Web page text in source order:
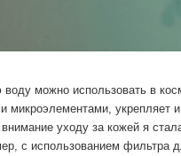
можно использовать в
микроэлементами, укрепляет
уходу за кожей я
с использованием фильтра